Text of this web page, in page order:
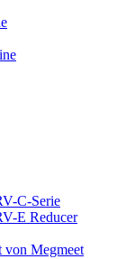
C-Serie
E Reducer
von Megmeet